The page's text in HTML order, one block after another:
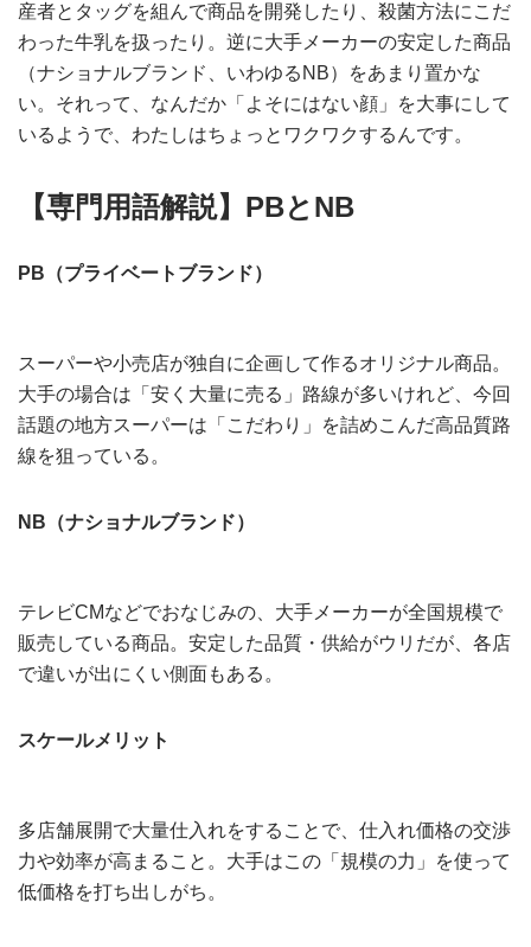
産者とタッグを組んで商品を開発したり、殺菌方法にこだ
わった牛乳を扱ったり。逆に大手メーカーの安定した商品
（ナショナルブランド、いわゆるNB）をあまり置かな
い。それって、なんだか「よそにはない顔」を大事にして
いるようで、わたしはちょっとワクワクするんです。
【専門用語解説】PBとNB
PB（プライベートブランド）
スーパーや小売店が独自に企画して作るオリジナル商品。
大手の場合は「安く大量に売る」路線が多いけれど、今回
話題の地方スーパーは「こだわり」を詰めこんだ高品質路
線を狙っている。
NB（ナショナルブランド）
テレビCMなどでおなじみの、大手メーカーが全国規模で
販売している商品。安定した品質・供給がウリだが、各店
で違いが出にくい側面もある。
スケールメリット
多店舗展開で大量仕入れをすることで、仕入れ価格の交渉
力や効率が高まること。大手はこの「規模の力」を使って
低価格を打ち出しがち。